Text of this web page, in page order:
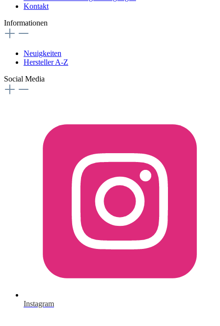
Kontakt
Informationen
Neuigkeiten
Hersteller A-Z
Social Media
Instagram